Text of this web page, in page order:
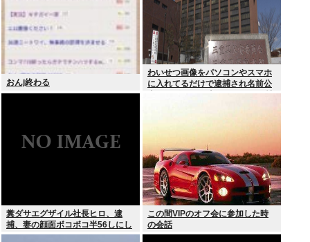
おんj終わる
わいせつ画像をパソコンやスマホ
に入れてるだけで逮捕され名前公
表、クビになる時代 アメリカの情
糞ダサエグザイル社長ヒロ、逮
捕、妻の顔面ボコボコ半56しにし
た。
この間VIPのオフ会に参加した時
の会話